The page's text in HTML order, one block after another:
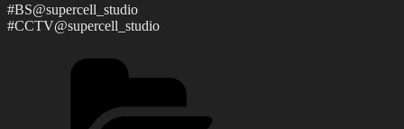
#BS@suрerсell_studio
#CCΤV@suреrсell_studio